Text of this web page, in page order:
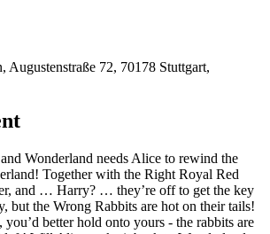
72, 70178 Stuttgart,
​Wonderland ​needs ​Alice ​to ​rewind ​the
​Together ​with ​the ​Right ​Royal ​Red
​and ​… ​Harry? ​… ​they’re ​off ​to ​get ​the ​key
​but ​the ​Wrong ​Rabbits ​are ​hot ​on ​their ​tails!
​better ​hold ​onto ​yours ​- ​the ​rabbits ​are